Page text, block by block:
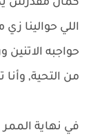
كمان مقدرش
اللي حوالينا
حواجبه
من التحية,
في نهاية